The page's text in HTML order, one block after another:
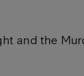
and the